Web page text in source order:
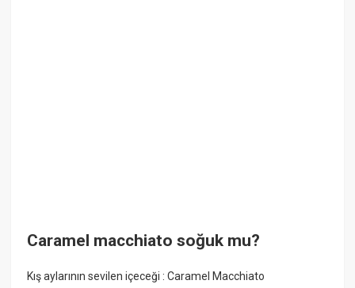
Caramel macchiato soğuk mu?
Kış aylarının sevilen içeceği : Caramel Macchiato